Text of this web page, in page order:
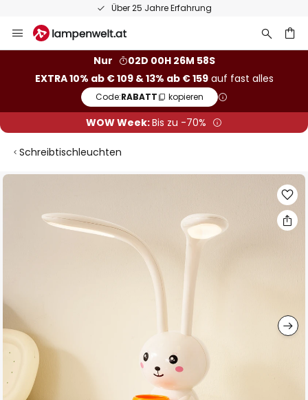
Über 25 Jahre Erfahrung
Inhalt
Nur
02D 00H 26M 58S
EXTRA 10% ab € 109 & 13% ab € 159auf fast alles
Code:RABATT kopieren
WOW Week:Bis zu -70%
Schreibtischleuchten
Zum